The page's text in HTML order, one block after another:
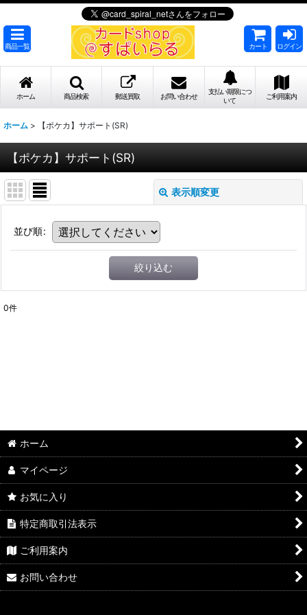
商品一覧 カート ログイン
ホーム 商品検索 郵送買取 お問い合わせ
支払い期限につ
いて
ご利用案内
ホーム > 【ポケカ】サポート(SR)
【ポケカ】サポート(SR)
表示順変更
並び順:
絞り込む
0件
ホーム
マイページ
お気に入り
特定商取引法表示
ご利用案内
お問い合わせ